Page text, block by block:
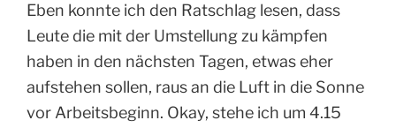
Eben konnte ich den Ratschlag lesen, dass
Leute die mit der Umstellung zu kämpfen
haben in den nächsten Tagen, etwas eher
aufstehen sollen, raus an die Luft in die Sonne
vor Arbeitsbeginn. Okay, stehe ich um 4.15